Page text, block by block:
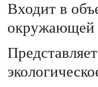
Входит в
окружающей